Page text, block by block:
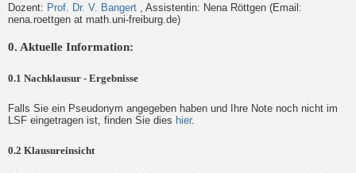
Dozent: Prof. Dr. V. Bangert
, Assistentin: Nena Röttgen (Email:
nena.roettgen at math.uni-freiburg.de)
0. Aktuelle Information:
0.1 Nachklausur - Ergebnisse
Falls Sie ein Pseudonym angegeben haben und Ihre Note noch nicht im
LSF eingetragen ist, finden Sie dies hier.
0.2 Klausureinsicht